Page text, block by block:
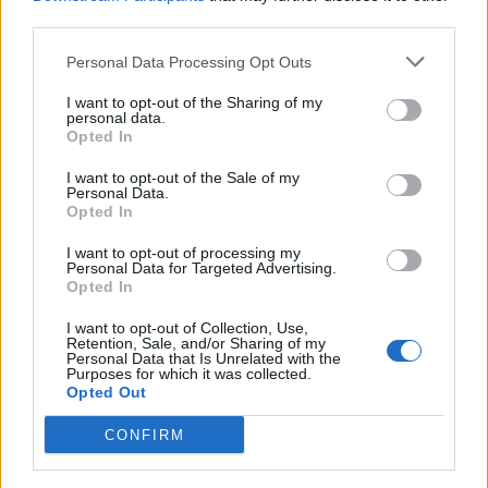
Personal Data Processing Opt Outs
I want to opt-out of the Sharing of my
personal data.
Opted In
I want to opt-out of the Sale of my
Personal Data.
Opted In
I want to opt-out of processing my
Personal Data for Targeted Advertising.
Opted In
I want to opt-out of Collection, Use,
Retention, Sale, and/or Sharing of my
Personal Data that Is Unrelated with the
Purposes for which it was collected.
Opted Out
CONFIRM
Tags:ΔΗΜΗΤΡΗΣ ΣΤΑΡΟΒΑΣ
ΚΑΤΗΓΟΡΙΕΣ
ΥΓΕΙΑ
ΠΑΙΔΙ